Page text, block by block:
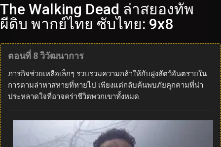
The Walking Dead ล่าสยองทัพ
ผีดิบ พากย์ไทย ซับไทย: 9x8
ตอนที่ 8 วิวัฒนาการ
ภารกิจช่วยเหลือเล็กๆ รวบรวมความกล้าให้กับฝูงสัตว์อันตรายใน
การตามล่าหาสหายที่หายไป เพียงแต่กลับค้นพบภัยคุกคามที่น่า
ประหลาดใจที่อาจคร่าชีวิตพวกเขาทั้งหมด